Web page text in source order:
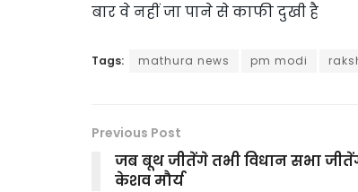
बार वे नहीं जा पाने से काफी दुखी है
Tags: mathura news pm modi
Previous Post
जब बूथ जीतेंगे तभी विधान सभा
केशव मौर्य